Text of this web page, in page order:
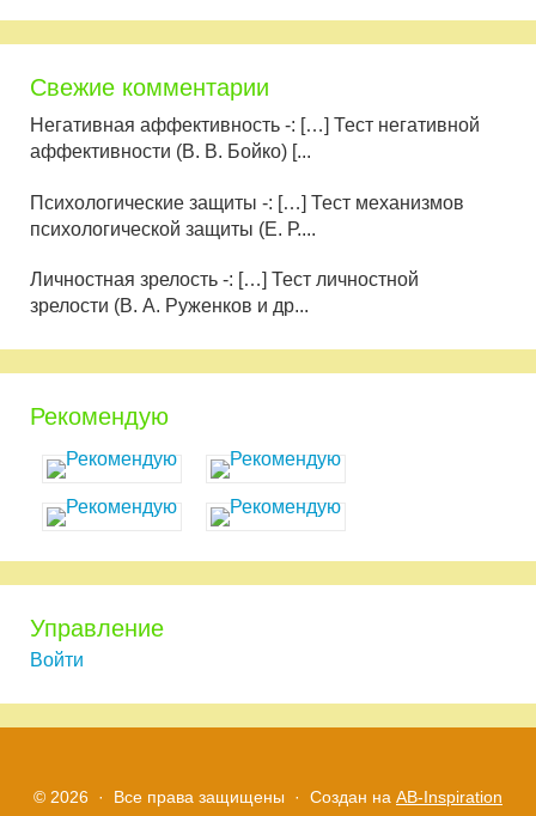
Свежие комментарии
Негативная аффективность -: […] Тест негативной
аффективности (В. В. Бойко) [...
Психологические защиты -: […] Тест механизмов
психологической защиты (Е. Р....
Личностная зрелость -: […] Тест личностной
зрелости (В. А. Руженков и др...
Рекомендую
Управление
Войти
© 2026 · Все права защищены · Создан на AB-Inspiration